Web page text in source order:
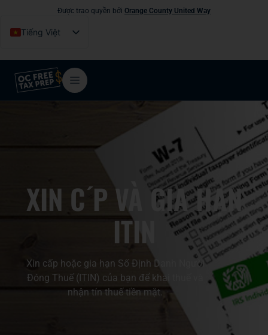
Được trao quyền bởi Orange County United Way
Tiếng Việt
Español
فارسی
XIN C ́P VÀ GIA HẠN
ITIN
Xin cấp hoặc gia hạn Số Định Danh Người
Đóng Thuế (ITIN) của bạn để khai thuế và
nhận tín thuế tiền mặt.